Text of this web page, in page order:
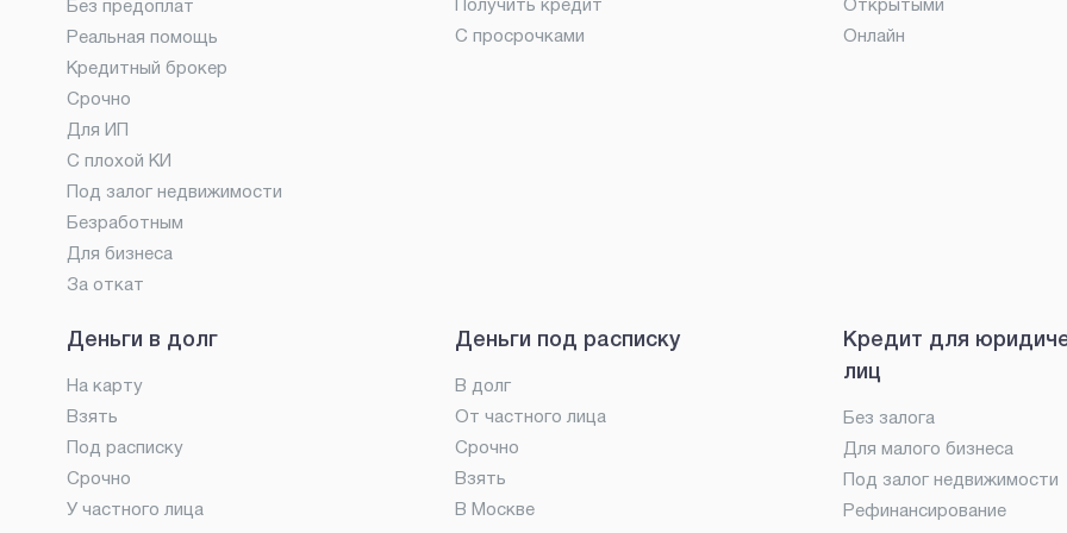
Без предоплат
Реальная помощь
Кредитный брокер
Срочно
Для ИП
С плохой КИ
Под залог недвижимости
Безработным
Для бизнеса
За откат
Получить кредит
С просрочками
Открытыми
Онлайн
Деньги в долг
На карту
Взять
Под расписку
Срочно
У частного лица
Деньги под расписку
В долг
От частного лица
Срочно
Взять
В Москве
Кредит для
лиц
Без залога
Для малого бизнеса
Под залог недвижимости
Рефинансирование